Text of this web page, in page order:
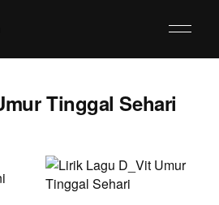
Tinggal Sehari